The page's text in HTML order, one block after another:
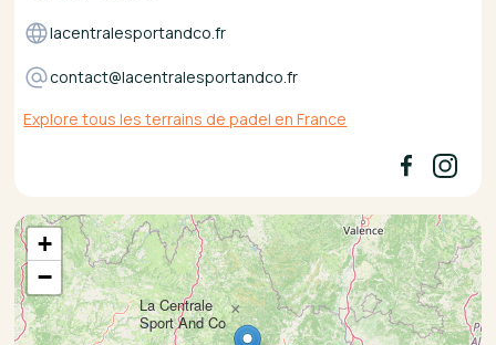
lacentralesportandco.fr
contact@lacentralesportandco.fr
Explore tous les terrains de padel en France
La Centrale
Sport And Co
×
+
−